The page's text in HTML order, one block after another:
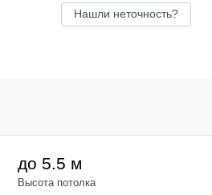
Нашли неточность?
до 5.5 м
Высота потолка